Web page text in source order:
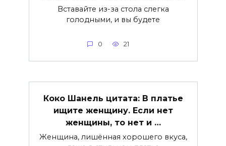
Вставайте из-за стола слегка
голодными, и вы будете
0 21
Коко Шанель цитата: В платье
ищите женщину. Если нет
женщины, то нет и …
Женщина, лишённая хорошего вкуса,